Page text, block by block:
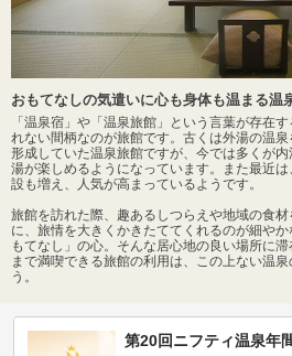
おもてなしの気遣いに心も身体も温まる温
「温泉宿」や「温泉旅館」という言葉が存在
れない間柄なのが旅館です。古くは外湯の温
形成していた温泉旅館ですが、今では多くが
湯が楽しめるようになっています。また最近
設も増え、人気が高まっているようです。
旅館を訪れた際、趣あるしつらえや地域の食
に、旅情を大きくかきたててくれるのが細や
もてなし」の心。そんな居心地の良い場所に
まで満喫できる旅館の利用は、この上ない温
う。
第20回ニフティ温泉年